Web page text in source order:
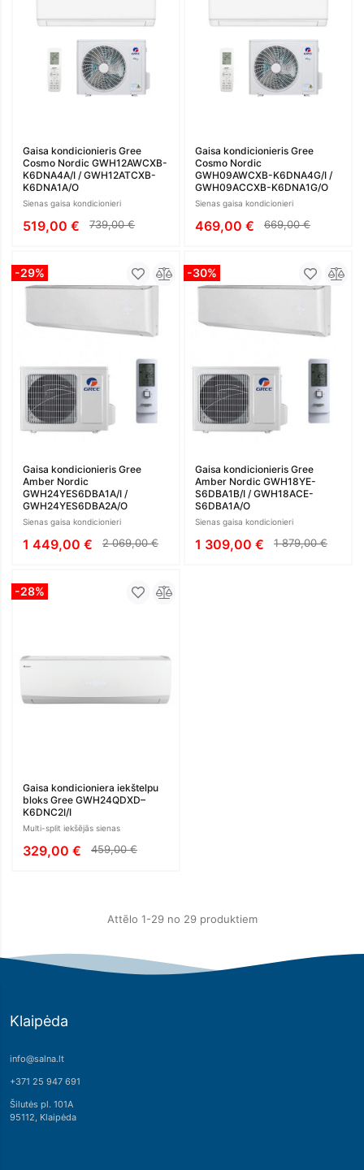
Gaisa kondicionieris Gree
Cosmo Nordic GWH12AWCXB-
K6DNA4A/I / GWH12ATCXB-
K6DNA1A/O
Sienas gaisa kondicionieri
519,00 € 739,00 €
Gaisa kondicionieris Gree
Cosmo Nordic
GWH09AWCXB-K6DNA4G/I /
GWH09ACCXB-K6DNA1G/O
Sienas gaisa kondicionieri
469,00 € 669,00 €
-29%
Gaisa kondicionieris Gree
Amber Nordic
GWH24YES6DBA1A/I /
GWH24YES6DBA2A/O
Sienas gaisa kondicionieri
1 449,00 € 2 069,00 €
-30%
Gaisa kondicionieris Gree
Amber Nordic GWH18YE-
S6DBA1B/I / GWH18ACE-
S6DBA1A/O
Sienas gaisa kondicionieri
1 309,00 € 1 879,00 €
-28%
Gaisa kondicioniera iekštelpu
bloks Gree GWH24QDXD–
K6DNC2I/I
Multi-split iekšējās sienas
329,00 € 459,00 €
Attēlo 1-29 no 29 produktiem
Klaipėda
info@salna.lt
+371 25 947 691
Šilutės pl. 101A
95112, Klaipėda